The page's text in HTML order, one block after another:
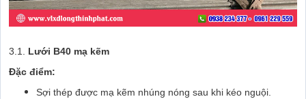
3.1. Lưới B40 mạ kẽm
Đặc điểm:
Sợi thép được mạ kẽm nhúng nóng sau khi kéo nguội.